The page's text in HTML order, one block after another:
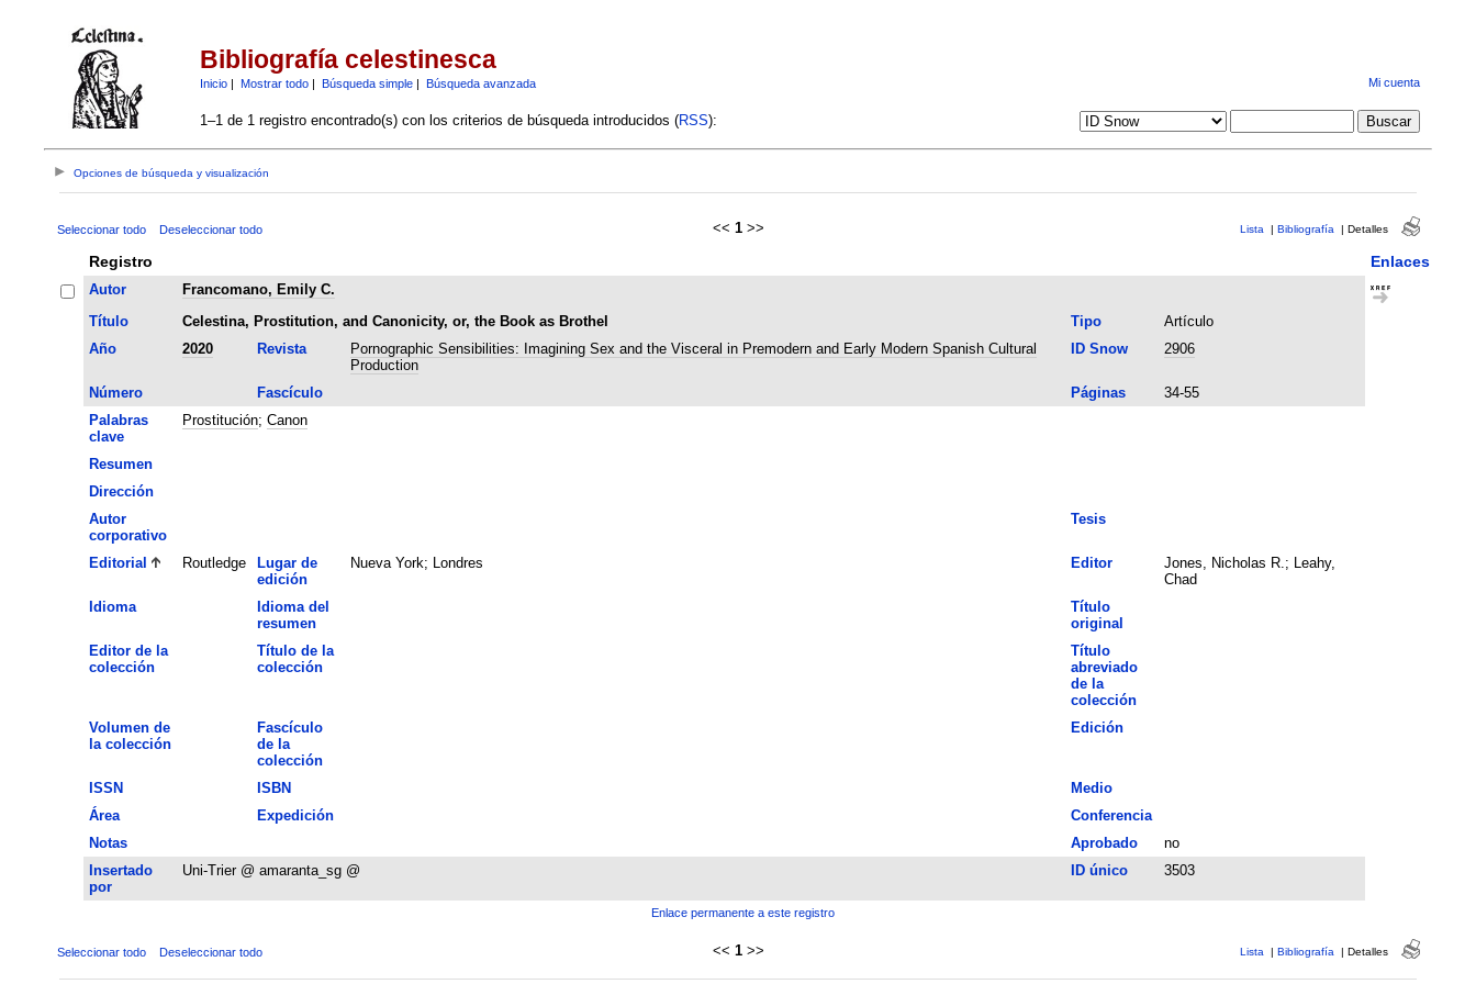
Bibliografía celestinesca
Inicio| Mostrar todo| Búsqueda simple| Búsqueda avanzada Mi cuenta
1–1 de 1 registro encontrado(s) con los criterios de búsqueda introducidos (RSS):
Opciones de búsqueda y visualización
Seleccionar todo Deseleccionar todo << 1 >> Lista | Bibliografía | Detalles
Registro Enlaces
Autor
Francomano, Emily C.
Título
Celestina, Prostitution, and Canonicity, or, the Book as Brothel Tipo
Artículo
Año
2020 Revista
Pornographic Sensibilities: Imagining Sex and the Visceral in Premodern and Early Modern Spanish Cultural
Production
ID Snow 2906
Número Fascículo Páginas
34-55
Palabras
clave
Prostitución; Canon
Resumen
Dirección
Autor
corporativo
Tesis
Editorial Routledge
Lugar de
edición
Nueva York; Londres Editor
Jones, Nicholas R.; Leahy,
Chad
Idioma
Idioma del
resumen
Título
original
Editor de la
colección
Título de la
colección
Título
abreviado
de la
colección
Volumen de
la colección
Fascículo
de la
colección
Edición
ISSN ISBN
Medio
Área
Expedición
Conferencia
Notas
Aprobado
no
Insertado
por
Uni-Trier @ amaranta_sg @ ID único 3503
Enlace permanente a este registro
Seleccionar todo Deseleccionar todo << 1 >> Lista | Bibliografía | Detalles